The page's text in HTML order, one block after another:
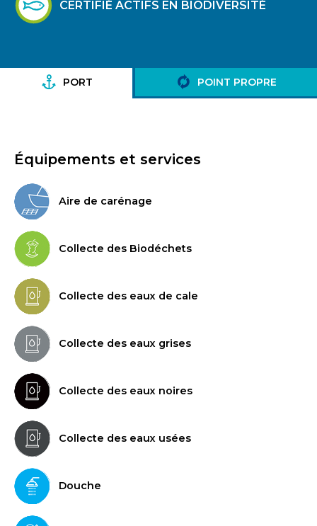
CERTIFIÉ ACTIFS EN BIODIVERSITÉ
PORT POINT PROPRE
Équipements et services
Aire de carénage
Collecte des Biodéchets
Collecte des eaux de cale
Collecte des eaux grises
Collecte des eaux noires
Collecte des eaux usées
Douche